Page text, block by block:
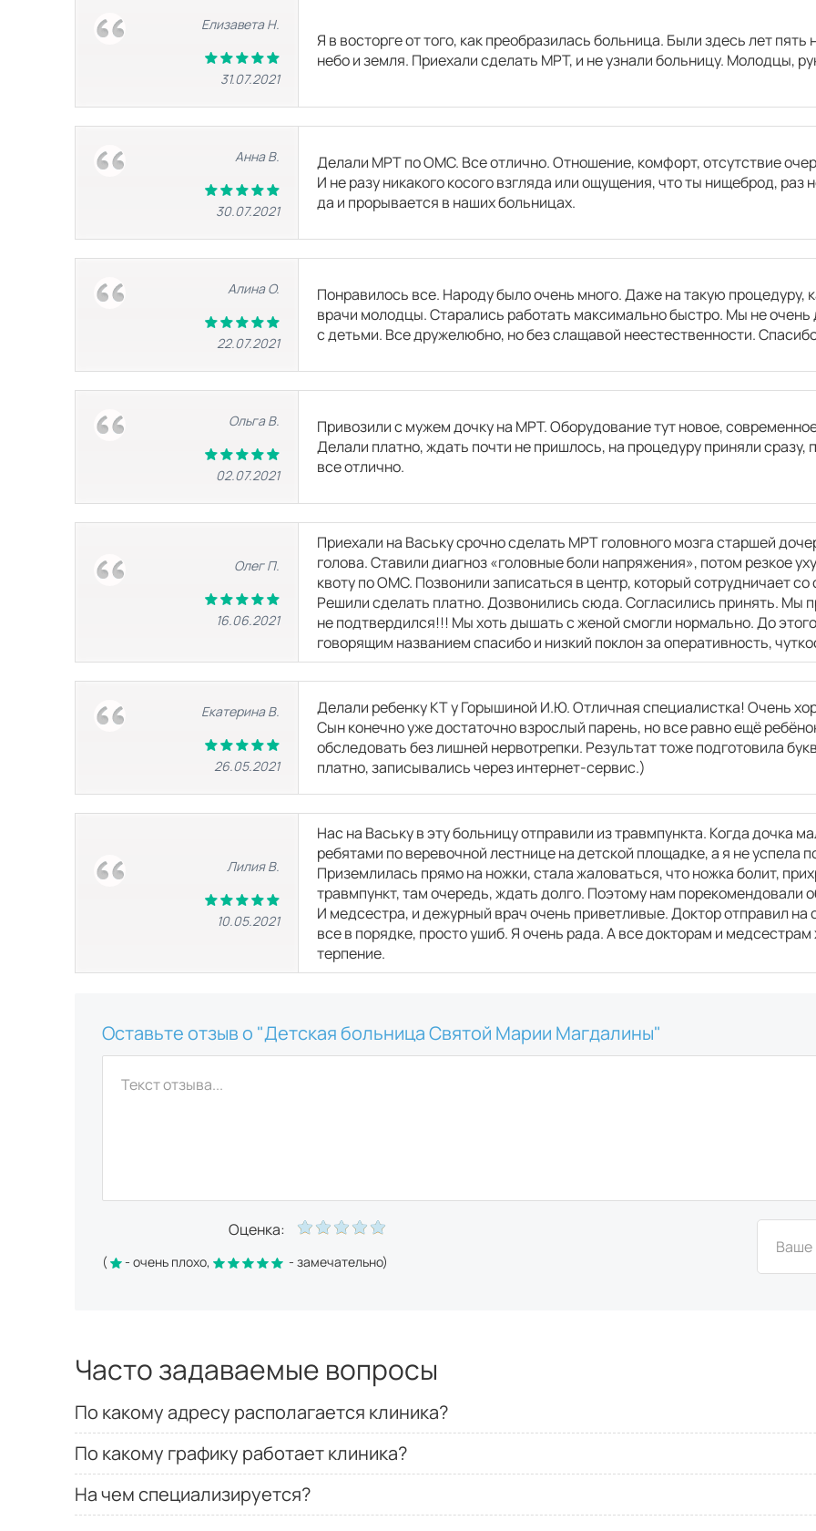
3800р.
МРТ тазобедренного сустава
КТ головы
КТ головного мозга
КТ органов и мягких тканей
3250 р.
КТ почек и надпочечников
3250р.
КТ грудной клетки
3250р.
КТ сердца
3250р.
Елизавета Н.
31.07.2021
Я в восторге от того, как преобразилась больница. Были здесь лет
небо и земля. Приехали сделать МРТ, и не узнали больницу. Молодцы,
Анна В.
30.07.2021
Делали МРТ по ОМС. Все отлично. Отношение, комфорт, отсутствие
И не разу никакого косого взгляда или ощущения, что ты нищеброд, раз
да и прорывается в наших больницах.
Алина О.
22.07.2021
Понравилось все. Народу было очень много. Даже на такую процедуру,
врачи молодцы. Старались работать максимально быстро. Мы не
с детьми. Все дружелюбно, но без слащавой неестественности.
Ольга В.
02.07.2021
Привозили с мужем дочку на МРТ. Оборудование тут новое,
Делали платно, ждать почти не пришлось, на процедуру приняли
все отлично.
Олег П.
16.06.2021
Приехали на Ваську срочно сделать МРТ головного мозга старшей
голова. Ставили диагноз «головные боли напряжения», потом резкое
квоту по ОМС. Позвонили записаться в центр, который сотрудничает
Решили сделать платно. Дозвонились сюда. Согласились принять. Мы
не подтвердился!!! Мы хоть дышать с женой смогли нормально. До
говорящим названием спасибо и низкий поклон за оперативность,
Екатерина В.
26.05.2021
Делали ребенку КТ у Горышиной И.Ю. Отличная специалистка! Очень
Сын конечно уже достаточно взрослый парень, но все равно ещё
обследовать без лишней нервотрепки. Результат тоже подготовила
платно, записывались через интернет-сервис.)
Лилия В.
10.05.2021
Нас на Ваську в эту больницу отправили из травмпункта. Когда дочка
ребятами по веревочной лестнице на детской площадке, а я не успела
Приземлилась прямо на ножки, стала жаловаться, что ножка болит,
травмпункт, там очередь, ждать долго. Поэтому нам порекомендовали
И медсестра, и дежурный врач очень приветливые. Доктор отправил
все в порядке, просто ушиб. Я очень рада. А все докторам и медсестрам
терпение.
Оставьте отзыв о "Детская больница Святой Марии Магдалины"
Оценка:
( - очень плохо, - замечательно)
Часто задаваемые вопросы
По какому адресу располагается клиника?
По какому графику работает клиника?
На чем специализируется?